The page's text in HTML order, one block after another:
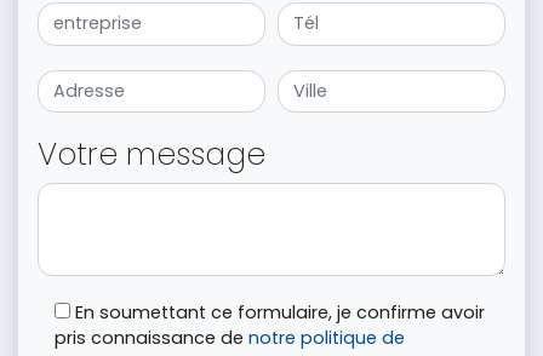
Votre message
En soumettant ce formulaire, je confirme avoir
pris connaissance denotre politique de